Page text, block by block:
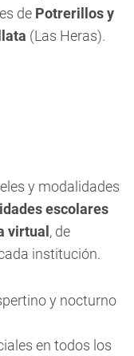
de Potrerillos y
(Las Heras).
y modalidades
escolares
virtual , de
institución.
y nocturno
en todos los